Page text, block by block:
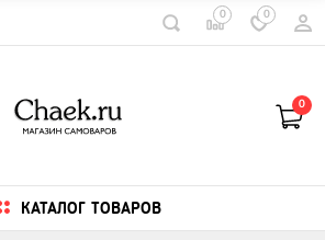
0 0
0
КАТАЛОГ ТОВАРОВ